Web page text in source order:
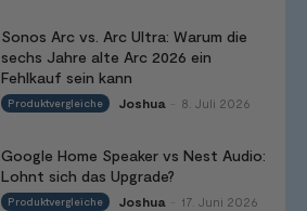
Sonos Arc vs. Arc Ultra: Warum die
sechs Jahre alte Arc 2026 ein
Fehlkauf sein kann
Produktvergleiche Joshua 8. Juli 2026
Google Home Speaker vs Nest Audio:
Lohnt sich das Upgrade?
Produktvergleiche Joshua 17. Juni 2026